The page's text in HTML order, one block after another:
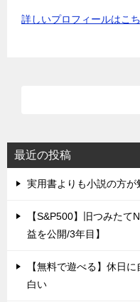
詳しいプロフィールはこ
最近の投稿
実用書よりも小説の方
【S&P500】旧つみた
益を公開/3年目】
【無料で遊べる】休日
白い